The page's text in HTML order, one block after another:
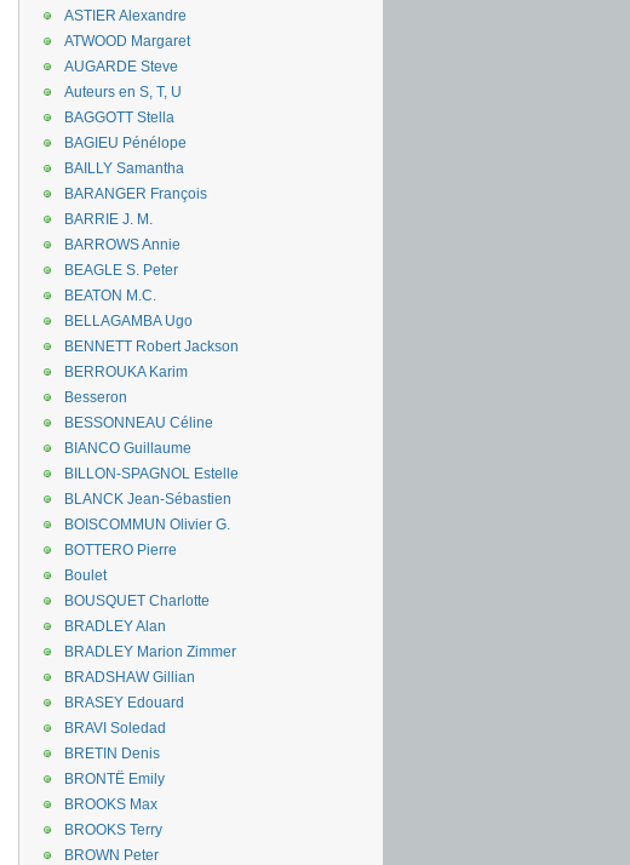
ASTIER Alexandre
ATWOOD Margaret
AUGARDE Steve
Auteurs en S, T, U
BAGGOTT Stella
BAGIEU Pénélope
BAILLY Samantha
BARANGER François
BARRIE J. M.
BARROWS Annie
BEAGLE S. Peter
BEATON M.C.
BELLAGAMBA Ugo
BENNETT Robert Jackson
BERROUKA Karim
Besseron
BESSONNEAU Céline
BIANCO Guillaume
BILLON-SPAGNOL Estelle
BLANCK Jean-Sébastien
BOISCOMMUN Olivier G.
BOTTERO Pierre
Boulet
BOUSQUET Charlotte
BRADLEY Alan
BRADLEY Marion Zimmer
BRADSHAW Gillian
BRASEY Edouard
BRAVI Soledad
BRETIN Denis
BRONTË Emily
BROOKS Max
BROOKS Terry
BROWN Peter